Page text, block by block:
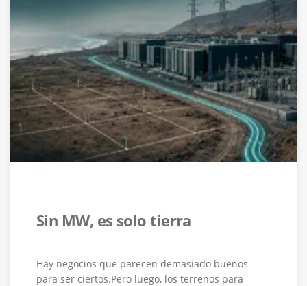
Sin MW, es solo tierra
Hay negocios que parecen demasiado buenos
para ser ciertos.Pero luego, los terrenos para